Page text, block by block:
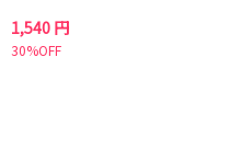
1,540 円
30%OFF